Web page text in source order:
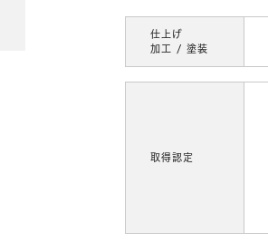
仕上げ
加工 / 塗装
取得認定